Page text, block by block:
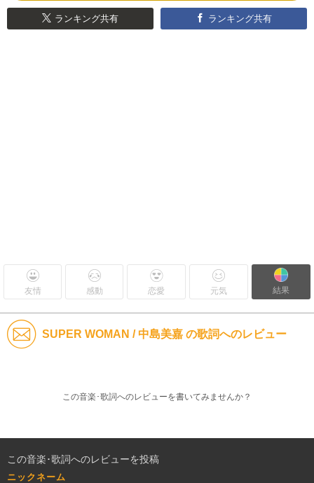
ランキング共有 ランキング共有
友情 感動 恋愛 元気 結果
SUPER WOMAN / 中島美嘉 の歌詞へのレビュー
この音楽･歌詞へのレビューを書いてみませんか？
この音楽･歌詞へのレビューを投稿
ニックネーム